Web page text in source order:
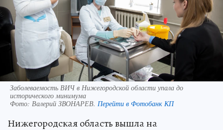
Заболеваемость ВИЧ в Нижегородской области упала до
исторического минимума
Фото: Валерий ЗВОНАРЕВ. Перейти в Фотобанк КП
Нижегородская область вышла на